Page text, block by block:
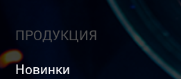
ПРОДУКЦИЯ
Новинки